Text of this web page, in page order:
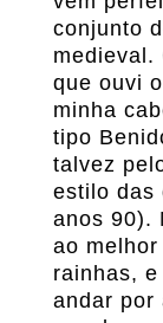
conjunto
medieval.
que ouvi
minha
tipo
talvez
estilo das
anos 90).
ao
rainhas,
andar por